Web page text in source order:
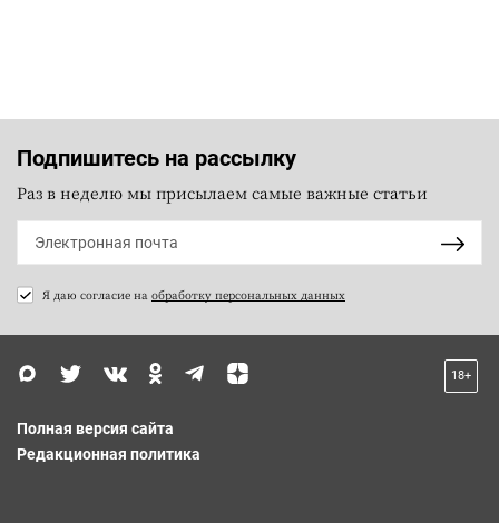
Подпишитесь на рассылку
Раз в неделю мы присылаем самые важные статьи
Я даю согласие на обработку персональных данных
18+
Полная версия сайта
Редакционная политика